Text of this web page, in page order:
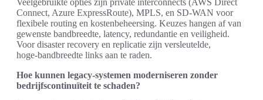
Veelgebruikte opties zijn private interconnects (AWS Direct
Connect, Azure ExpressRoute), MPLS, en SD‑WAN voor
flexibele routing en kostenbeheersing. Keuzes hangen af van
gewenste bandbreedte, latency, redundantie en veiligheid.
Voor disaster recovery en replicatie zijn versleutelde,
hoge‑bandbreedte links aan te raden.
Hoe kunnen legacy‑systemen moderniseren zonder
bedrijfscontinuïteit te schaden?